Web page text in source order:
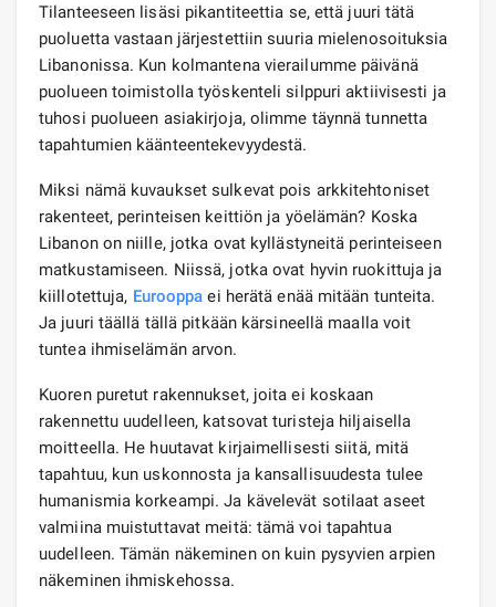
Tilanteeseen lisäsi pikantiteettia se, että juuri tätä
puoluetta vastaan ​​järjestettiin suuria mielenosoituksia
Libanonissa. Kun kolmantena vierailumme päivänä
puolueen toimistolla työskenteli silppuri aktiivisesti ja
tuhosi puolueen asiakirjoja, olimme täynnä tunnetta
tapahtumien käänteentekevyydestä.
Miksi nämä kuvaukset sulkevat pois arkkitehtoniset
rakenteet, perinteisen keittiön ja yöelämän? Koska
Libanon on niille, jotka ovat kyllästyneitä perinteiseen
matkustamiseen. Niissä, jotka ovat hyvin ruokittuja ja
kiillotettuja, Eurooppa ei herätä enää mitään tunteita.
Ja juuri täällä tällä pitkään kärsineellä maalla voit
tuntea ihmiselämän arvon.
Kuoren puretut rakennukset, joita ei koskaan
rakennettu uudelleen, katsovat turisteja hiljaisella
moitteella. He huutavat kirjaimellisesti siitä, mitä
tapahtuu, kun uskonnosta ja kansallisuudesta tulee
humanismia korkeampi. Ja kävelevät sotilaat aseet
valmiina muistuttavat meitä: tämä voi tapahtua
uudelleen. Tämän näkeminen on kuin pysyvien arpien
näkeminen ihmiskehossa.